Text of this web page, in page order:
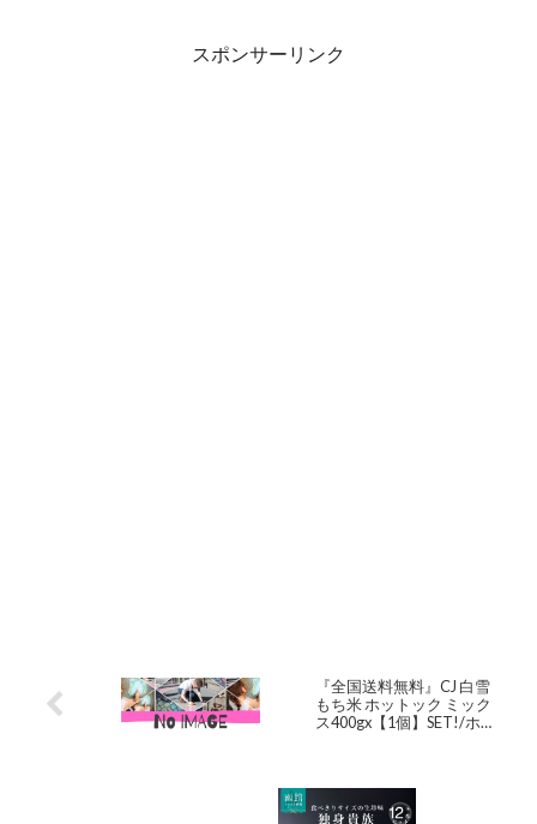
つぶ貝 詰合せ 通販
スポンサーリンク
『全国送料無料』CJ 白雪
もち米 ホットック ミック
ス400gx【1個】SET!/ホッ
単/お菓子/韓国屋台/韓国
惣菜/韓国料理/韓国食品